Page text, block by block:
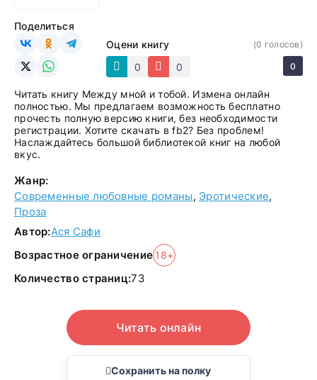
Оцени книгу
0
0
(0 голосов)
0
Поделиться
Читать книгу Между мной и тобой. Измена онлайн
полностью. Мы предлагаем возможность бесплатно
прочесть полную версию книги, без необходимости
регистрации. Хотите скачать в fb2? Без проблем!
Наслаждайтесь большой библиотекой книг на любой
вкус.
Жанр:
Современные любовные романы, Эротические,
Проза
Автор:Ася Сафи
Возрастное ограничение 18+
Количество страниц:73
Читать онлайн
Сохранить на полку